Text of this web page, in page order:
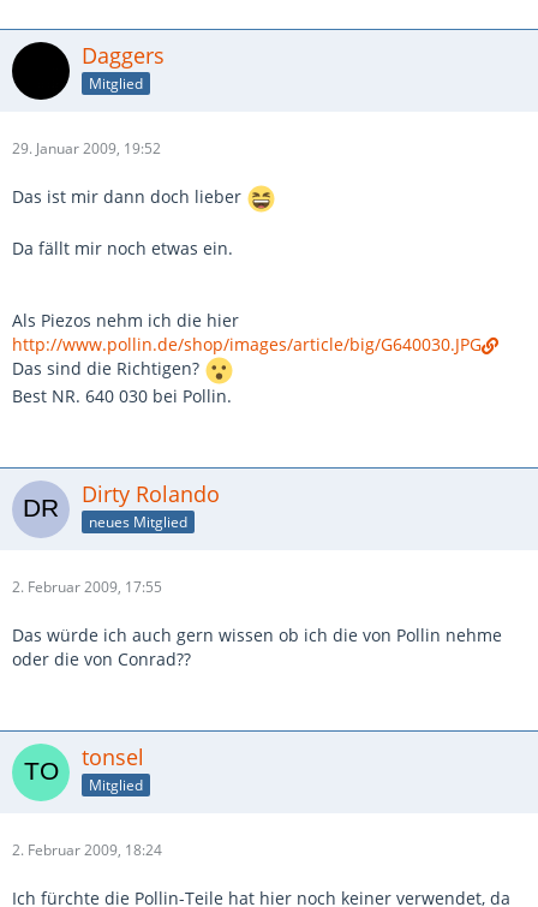
Daggers
Mitglied
29. Januar 2009, 19:52
Das ist mir dann doch lieber
Da fällt mir noch etwas ein.
Als Piezos nehm ich die hier
http://www.pollin.de/shop/images/article/big/G640030.JPG
Das sind die Richtigen?
Best NR. 640 030 bei Pollin.
Dirty Rolando
neues Mitglied
2. Februar 2009, 17:55
Das würde ich auch gern wissen ob ich die von Pollin nehme
oder die von Conrad??
tonsel
Mitglied
2. Februar 2009, 18:24
Ich fürchte die Pollin-Teile hat hier noch keiner verwendet, da